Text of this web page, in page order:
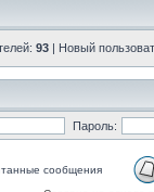
93 | Новый
Пароль:
сообщения